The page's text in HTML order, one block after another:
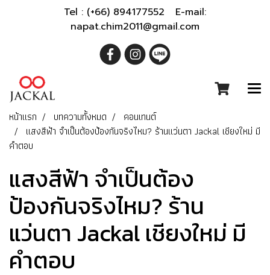
Tel : (+66) 894177552 E-mail:
napat.chim2011@gmail.com
หน้าแรก บทความทั้งหมด
คอนเทนต์
แสงสีฟ้า จำเป็นต้องป้องกันจริงไหม? ร้านแว่นตา Jackal เชียงใหม่ มี
คำตอบ
แสงสีฟ้า จำเป็นต้อง
ป้องกันจริงไหม? ร้าน
แว่นตา Jackal เชียงใหม่ มี
คำตอบ